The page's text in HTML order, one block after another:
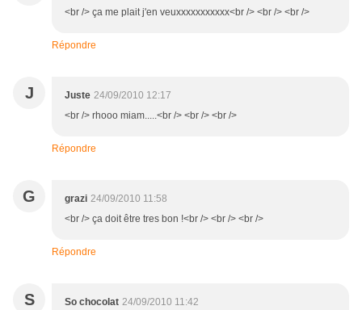
<br /> ça me plait j'en veuxxxxxxxxxxx<br /> <br /> <br />
Répondre
J Juste 24/09/2010 12:17
<br /> rhooo miam.....<br /> <br /> <br />
Répondre
G grazi 24/09/2010 11:58
<br /> ça doit être tres bon !<br /> <br /> <br />
Répondre
S So chocolat 24/09/2010 11:42